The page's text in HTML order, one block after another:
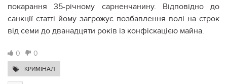
покарання 35-річному сарненчанину. Відповідно до
санкції статті йому загрожує позбавлення волі на строк
від семи до дванадцяти років із конфіскацією майна.
0 0
КРИМІНАЛ